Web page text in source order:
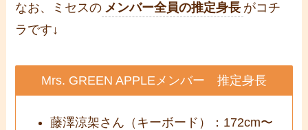
なお、ミセスの メンバー全員の推定身長 がコチ
ラです↓
Mrs. GREEN APPLEメンバー 推定身長
藤澤涼架さん（キーボード）：172cm〜